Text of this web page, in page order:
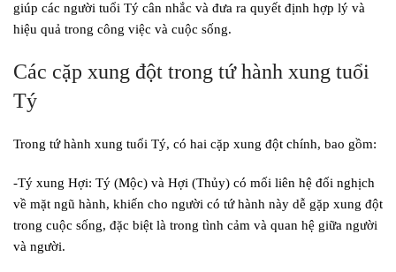
giúp các người tuổi Tý cân nhắc và đưa ra quyết định hợp lý và
hiệu quả trong công việc và cuộc sống.
Các cặp xung đột trong tứ hành xung tuổi
Tý
Trong tứ hành xung tuổi Tý, có hai cặp xung đột chính, bao gồm:
-Tý xung Hợi: Tý (Mộc) và Hợi (Thủy) có mối liên hệ đối nghịch
về mặt ngũ hành, khiến cho người có tứ hành này dễ gặp xung đột
trong cuộc sống, đặc biệt là trong tình cảm và quan hệ giữa người
và người.